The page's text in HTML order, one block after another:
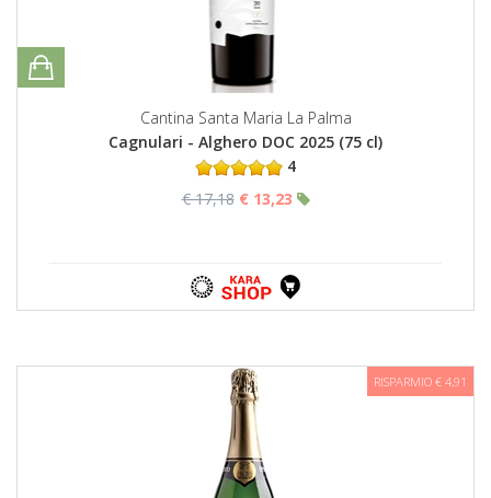
Cantina Santa Maria La Palma
Cagnulari - Alghero DOC 2025 (75 cl)
4
€ 17,18 € 13,23
RISPARMIO € 4,91